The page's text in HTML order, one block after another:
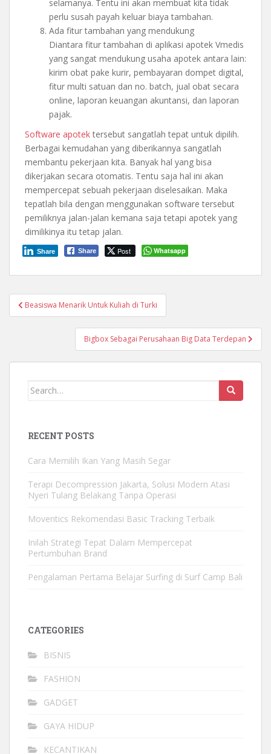
selamanya. Tentu ini akan membuat kita tidak
perlu susah payah keluar biaya tambahan.
Ada fitur tambahan yang mendukung
Diantara fitur tambahan di aplikasi apotek Vmedis
yang sangat mendukung usaha apotek antara lain:
kirim obat pake kurir, pembayaran dompet digital,
fitur multi satuan dan no. batch, jual obat secara
online, laporan keuangan akuntansi, dan laporan
pajak.
Software apotek tersebut sangatlah tepat untuk dipilih.
Berbagai kemudahan yang diberikannya sangatlah
membantu pekerjaan kita. Banyak hal yang bisa
dikerjakan secara otomatis. Tentu saja hal ini akan
mempercepat sebuah pekerjaan diselesaikan. Maka
tepatlah bila dengan menggunakan software tersebut
pemiliknya jalan-jalan kemana saja tetapi apotek yang
dimilikinya itu tetap jalan.
Share Post
Share Whatsapp
Post navigation
Beasiswa Menarik Untuk Kuliah di Turki
Bigbox Sebagai Perusahaan Big Data Terdepan
Search for:
RECENT POSTS
Cara Memilih Ikan Yang Masih Segar
Terapi Decompression Jakarta, Solusi Modern Atasi
Nyeri Tulang Belakang Tanpa Operasi
Moventics Rekomendasi Basic Tracking Terbaik
Inilah Strategi Tepat Dalam Mempercepat
Pertumbuhan Brand
Pengalaman Pertama Belajar Surfing di Surf Camp Bali
CATEGORIES
BISNIS
FASHION
GADGET
GAYA HIDUP
KECANTIKAN